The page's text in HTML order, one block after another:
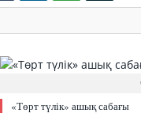
«Төрт түлік» ашық сабағы